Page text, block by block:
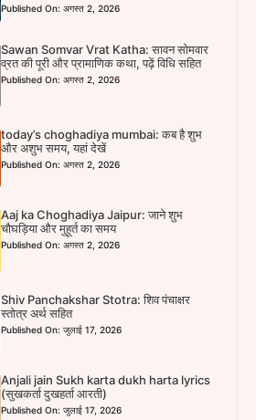
Published On: अगस्त 2, 2026
Sawan Somvar Vrat Katha: सावन सोमवार
व्रत की पूरी और प्रामाणिक कथा, पढ़ें विधि सहित
Published On: अगस्त 2, 2026
today’s choghadiya mumbai: कब है शुभ
और अशुभ समय, यहां देखें
Published On: अगस्त 2, 2026
Aaj ka Choghadiya Jaipur: जाने शुभ
चौघड़िया और मुहूर्त का समय
Published On: अगस्त 2, 2026
Shiv Panchakshar Stotra: शिव पंचाक्षर
स्तोत्र अर्थ सहित
Published On: जुलाई 17, 2026
Anjali jain Sukh karta dukh harta lyrics
(सुखकर्ता दुखहर्ता आरती)
Published On: जुलाई 17, 2026